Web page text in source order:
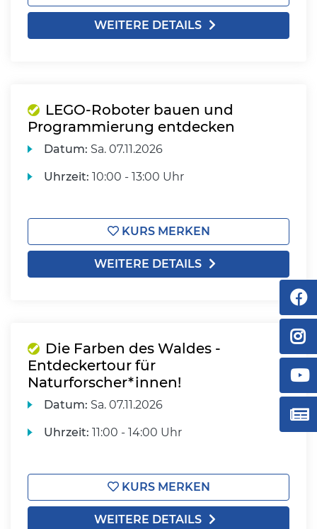
WEITERE DETAILS
LEGO-Roboter bauen und
Programmierung entdecken
Datum: Sa. 07.11.2026
Uhrzeit: 10:00 - 13:00 Uhr
KURS MERKEN
WEITERE DETAILS
Die Farben des Waldes -
Entdeckertour für
Naturforscher*innen!
Datum: Sa. 07.11.2026
Uhrzeit: 11:00 - 14:00 Uhr
KURS MERKEN
WEITERE DETAILS